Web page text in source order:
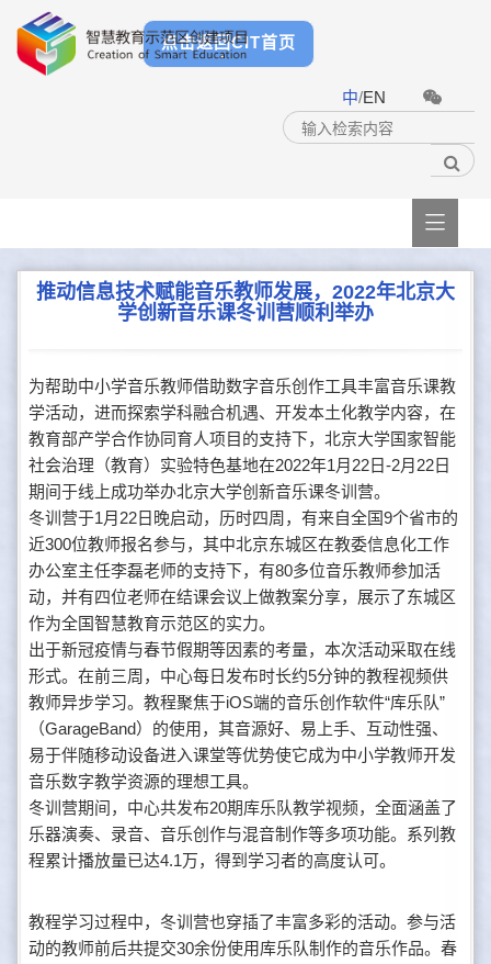
点击返回CIT首页
中/EN

推动信息技术赋能音乐教师发展，2022年北京大
学创新音乐课冬训营顺利举办
为帮助中小学音乐教师借助数字音乐创作工具丰富音乐课教
学活动，进而探索学科融合机遇、开发本土化教学内容，在
教育部产学合作协同育人项目的支持下，北京大学国家智能
社会治理（教育）实验特色基地在2022年1月22日-2月22日
期间于线上成功举办北京大学创新音乐课冬训营。
冬训营于1月22日晚启动，历时四周，有来自全国9个省市的
近300位教师报名参与，其中北京东城区在教委信息化工作
办公室主任李磊老师的支持下，有80多位音乐教师参加活
动，并有四位老师在结课会议上做教案分享，展示了东城区
作为全国智慧教育示范区的实力。
出于新冠疫情与春节假期等因素的考量，本次活动采取在线
形式。在前三周，中心每日发布时长约5分钟的教程视频供
教师异步学习。教程聚焦于iOS端的音乐创作软件“库乐队”
（GarageBand）的使用，其音源好、易上手、互动性强、
易于伴随移动设备进入课堂等优势使它成为中小学教师开发
音乐数字教学资源的理想工具。
冬训营期间，中心共发布20期库乐队教学视频，全面涵盖了
乐器演奏、录音、音乐创作与混音制作等多项功能。系列教
程累计播放量已达4.1万，得到学习者的高度认可。
教程学习过程中，冬训营也穿插了丰富多彩的活动。参与活
动的教师前后共提交30余份使用库乐队制作的音乐作品。春